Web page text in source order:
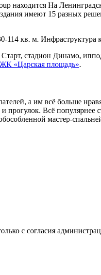
находится На
имеют 15 разных
кв. м.
стадион Динамо,
«Царская площадь».
а им всё больше
прогулок. Всё
мастер-
с согласия